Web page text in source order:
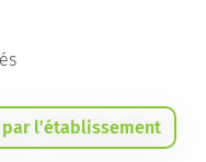
l’établissement